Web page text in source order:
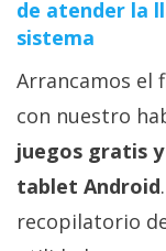
de atender la
sistema
Arrancamos el
con nuestro
juegos gratis
tablet Android
recopilatorio